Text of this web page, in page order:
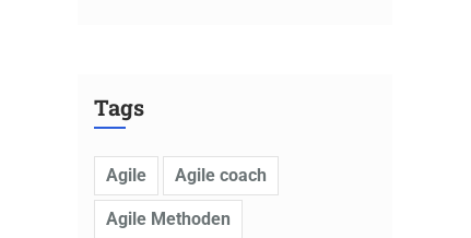
Tags
Agile Agile coach
Agile Methoden